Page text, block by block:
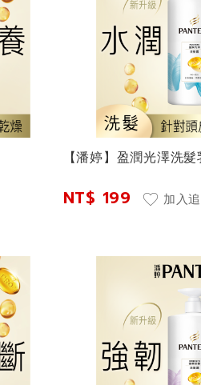
【潘婷】盈潤光澤洗
NT$ 199 加入